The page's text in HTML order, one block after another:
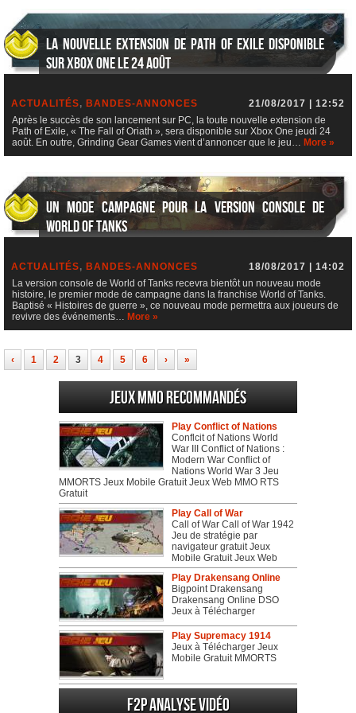
La nouvelle extension de Path of Exile disponible
sur Xbox One le 24 août
ACTUALITÉS, BANDES-ANNONCES
21/08/2017 | 12:52
Après le succès de son lancement sur PC, la toute nouvelle extension de
Path of Exile, « The Fall of Oriath », sera disponible sur Xbox One jeudi 24
août. En outre, Grinding Gear Games vient d’annoncer que le jeu… More »
Un mode campagne pour la version console de
World of Tanks
ACTUALITÉS, BANDES-ANNONCES
18/08/2017 | 14:02
La version console de World of Tanks recevra bientôt un nouveau mode
histoire, le premier mode de campagne dans la franchise World of Tanks.
Baptisé « Histoires de guerre », ce nouveau mode permettra aux joueurs de
revivre des événements… More »
‹ 1 2 3 4 5 6 › »
Jeux MMO recommandés
Play Conflict of Nations
Conflcit of Nations World
War III Conflict of Nations :
Modern War Conflict of
Nations World War 3 Jeu
MMORTS Jeux Mobile Gratuit Jeux Web MMO RTS
Gratuit
Play Call of War
Call of War Call of War 1942
Jeu de stratégie par
navigateur gratuit Jeux
Mobile Gratuit Jeux Web
Play Drakensang Online
Bigpoint Drakensang
Drakensang Online DSO
Jeux à Télécharger
Play Supremacy 1914
Jeux à Télécharger Jeux
Mobile Gratuit MMORTS
F2P Analyse vidéo